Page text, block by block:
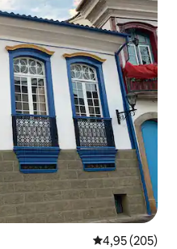
hóspedes
4,95 de uma
4,95 (205)